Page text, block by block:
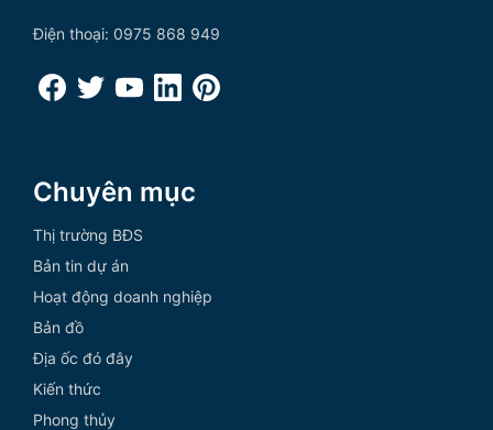
Điện thoại: 0975 868 949
Chuyên mục
Thị trường BĐS
Bản tin dự án
Hoạt động doanh nghiệp
Bản đồ
Địa ốc đó đây
Kiến thức
Phong thủy